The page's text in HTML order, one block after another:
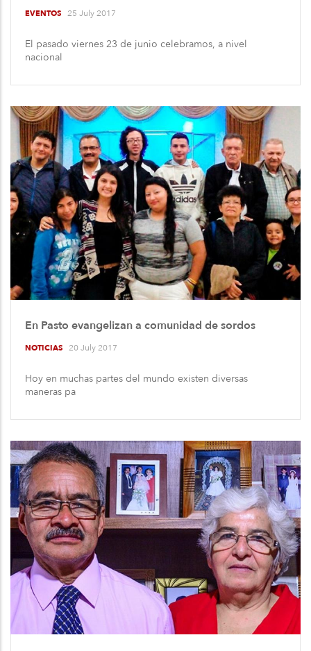
EVENTOS 25 July 2017
El pasado viernes 23 de junio celebramos, a nivel
nacional
En Pasto evangelizan a comunidad de sordos
NOTICIAS 20 July 2017
Hoy en muchas partes del mundo existen diversas
maneras pa